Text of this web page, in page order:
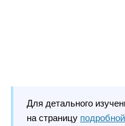
Для детального
на страницу